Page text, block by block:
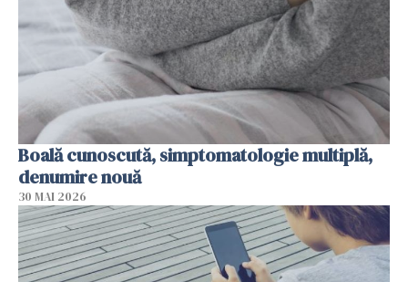
Boală cunoscută, simptomatologie multiplă,
denumire nouă
30 MAI 2026